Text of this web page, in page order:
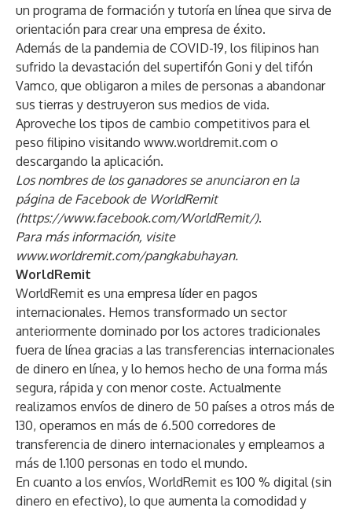
un programa de formación y tutoría en línea que sirva de
orientación para crear una empresa de éxito.
Además de la pandemia de COVID-19, los filipinos han
sufrido la devastación del supertifón Goni y del tifón
Vamco, que obligaron a miles de personas a abandonar
sus tierras y destruyeron sus medios de vida.
Aproveche los tipos de cambio competitivos para el
peso filipino visitando www.worldremit.com o
descargando la aplicación.
Los nombres de los ganadores se anunciaron en la
página de Facebook de WorldRemit
(https://www.facebook.com/WorldRemit/).
Para más información, visite
www.worldremit.com/pangkabuhayan.
WorldRemit
WorldRemit es una empresa líder en pagos
internacionales. Hemos transformado un sector
anteriormente dominado por los actores tradicionales
fuera de línea gracias a las transferencias internacionales
de dinero en línea, y lo hemos hecho de una forma más
segura, rápida y con menor coste. Actualmente
realizamos envíos de dinero de 50 países a otros más de
130, operamos en más de 6.500 corredores de
transferencia de dinero internacionales y empleamos a
más de 1.100 personas en todo el mundo.
En cuanto a los envíos, WorldRemit es 100 % digital (sin
dinero en efectivo), lo que aumenta la comodidad y